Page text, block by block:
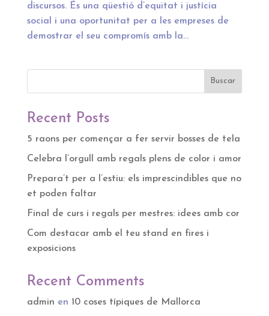
discursos. És una qüestió d’equitat i justícia
social i una oportunitat per a les empreses de
demostrar el seu compromís amb la...
Buscar
Recent Posts
5 raons per començar a fer servir bosses de tela
Celebra l’orgull amb regals plens de color i amor
Prepara’t per a l’estiu: els imprescindibles que no
et poden faltar
Final de curs i regals per mestres: idees amb cor
Com destacar amb el teu stand en fires i
exposicions
Recent Comments
admin en 10 coses típiques de Mallorca